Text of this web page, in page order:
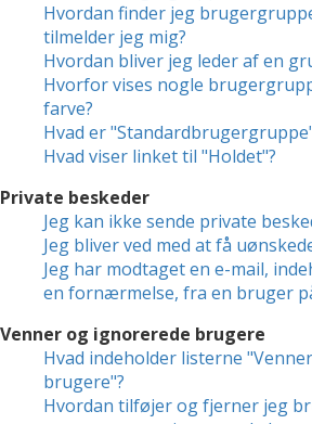
Hvordan finder jeg
tilmelder jeg mig?
Hvordan bliver jeg leder af en
Hvorfor vises nogle
farve?
Hvad er
Hvad viser linket til "Holdet"?
Private beskeder
Jeg kan ikke sende private
Jeg bliver ved med at få
Jeg har modtaget en e-mail,
en fornærmelse, fra en bruger
Venner og ignorerede brugere
Hvad indeholder listerne
brugere"?
Hvordan tilføjer og fjerner jeg